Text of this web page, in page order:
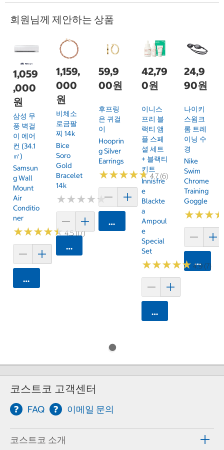
회원님께 제안하는 상품
1,059
,000
원
삼성 무
풍 벽걸
이 에어
컨 (34.1
㎡)
Samsun
G Wall
Mount
Air
Conditio
Ner
★★★★★
★★★★★4.5 (17)
카트에 담기
1,159,
000
원
비체소
로금팔
찌 14k
Bice
Soro
Gold
Bracelet
14k
★★★★★
★★★★★
카트에 담기
59,9
00원
후프링
은 귀걸
이
Hooprin
G Silver
Earrings
★★★★★
★★★★★4.7 (6)
카트에 담기
42,79
0원
이니스
프리 블
랙티 앰
플 스페
셜 세트
+ 블랙티
키트
Innisfre
E
Blackte
A
Ampoul
E
Special
Set
★★★★★
★★★★★ 4.9 (7)
카트에 담기
24,9
90원
나이키
스윔크
롬 트레
이닝 수
경
Nike
Swim
Chrome
Training
Goggle
★★★
★★★
카트에
코스트코 고객센터
FAQ 이메일 문의
코스트코 소개